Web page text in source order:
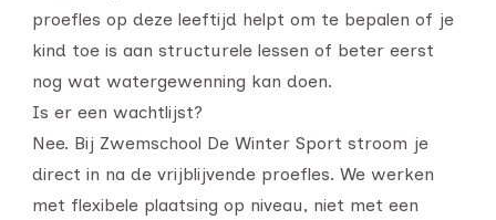
proefles op deze leeftijd helpt om te bepalen of je
kind toe is aan structurele lessen of beter eerst
nog wat watergewenning kan doen.
Is er een wachtlijst?
Nee. Bij Zwemschool De Winter Sport stroom je
direct in na de vrijblijvende proefles. We werken
met flexibele plaatsing op niveau, niet met een